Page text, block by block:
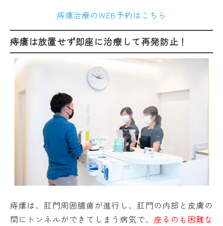
痔瘻治療のWEB予約はこちら
痔瘻は放置せず即座に治療して再発防止！
痔瘻は、肛門周囲膿瘍が進行し、肛門の内部と皮膚の
間にトンネルができてしまう病気で、 座るのも困難な